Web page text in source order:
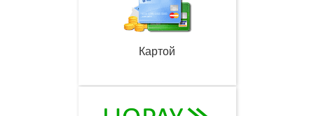
Картой